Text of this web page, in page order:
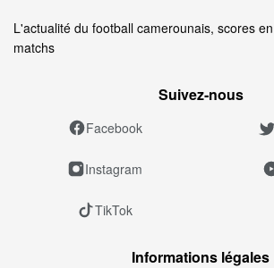
L'actualité du football camerounais, scores
matchs
Suivez‑nous
Facebook
Instagram
TikTok
Informations légales